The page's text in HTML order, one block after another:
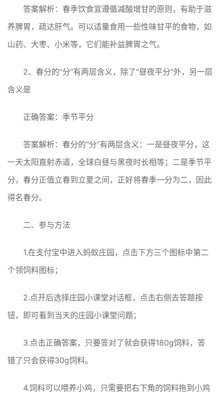
答案解析：春季饮食宜遵循减酸增甘的原则，有助于滋
养脾胃，疏达肝气。可以适量食用一些性味甘平的食物，如
山药、大枣、小米等，它们能补益脾胃之气。
2、春分的“分”有两层含义，除了“昼夜平分”外，另一层
含义是
正确答案：季节平分
答案解析：春分的“分”有两层含义：一是昼夜平分，这
一天太阳直射赤道，全球白昼与黑夜时长相等；二是季节平
分，春分正值立春到立夏之间，正好将春季一分为二，因此
得名春分。
二、参与方法
1.在支付宝中进入蚂蚁庄园，点击下方三个图标中第二
个领饲料图标；
2.点开后选择庄园小课堂对话框，点击右侧去答题按
钮，即可看到当天的庄园小课堂问题；
3.点击正确答案，只要答对了就会获得180g饲料，答
错了只会获得30g饲料。
4.饲料可以喂养小鸡，只需要把右下角的饲料拖到小鸡